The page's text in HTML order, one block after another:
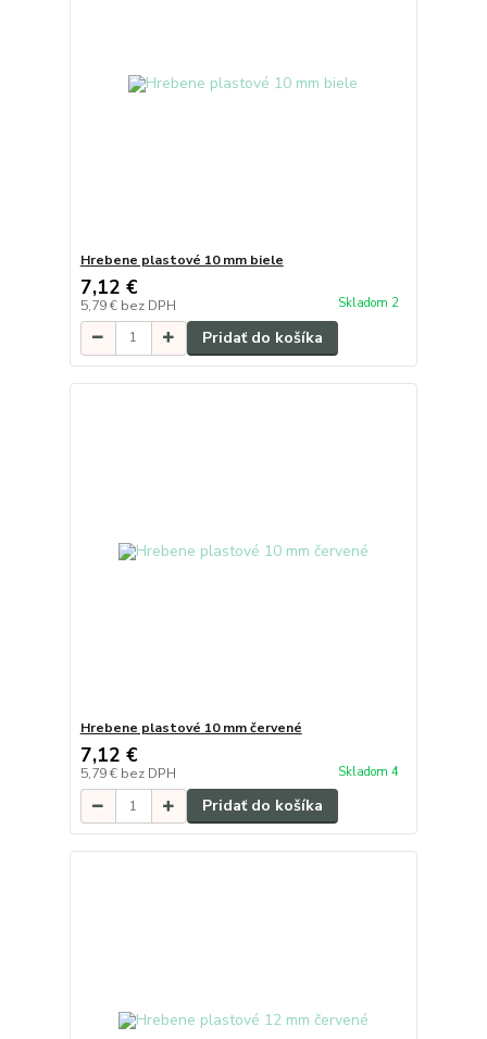
Hrebene plastové 10 mm biele
7,12 €
5,79 € bez DPH Skladom 2
Pridať do košíka
Hrebene plastové 10 mm červené
7,12 €
5,79 € bez DPH Skladom 4
Pridať do košíka